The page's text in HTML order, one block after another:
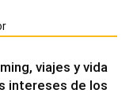
viajes y vida
intereses de los